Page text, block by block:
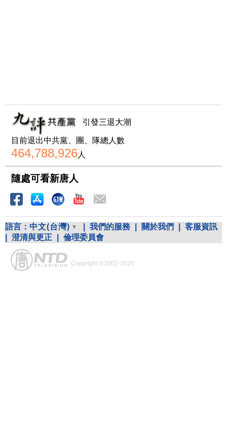
引發三退大潮
目前退出中共黨、團、隊總人數
464,788,926人
隨處可看新唐人
語言： 中文(台灣) 我們的服務 關於我們
客服資訊
澄清與更正 倫理委員會
Copyright ©2002-2026